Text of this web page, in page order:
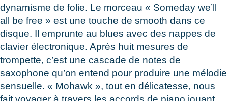
dynamisme de folie. Le morceau « Someday we’ll
all be free » est une touche de smooth dans ce
disque. Il emprunte au blues avec des nappes de
clavier électronique. Après huit mesures de
trompette, c’est une cascade de notes de
saxophone qu’on entend pour produire une mélodie
sensuelle. « Mohawk », tout en délicatesse, nous